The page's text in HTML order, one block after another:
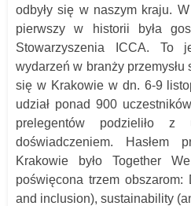
odbyły się w naszym kraju.
pierwszy w historii była
Stowarzyszenia ICCA. To
wydarzeń w branży przemysłu
się w Krakowie w dn. 6-9
udział ponad 900
prelegentów podzieliło z
doświadczeniem. Hasłem
Krakowie było Together
poświęcona trzem obszarom:
and inclusion), sustainability